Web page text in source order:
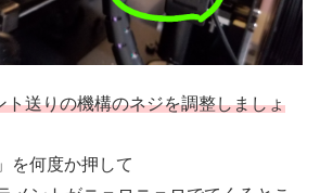
ト送りの機構のネジを調整しましょ
を何度か押して